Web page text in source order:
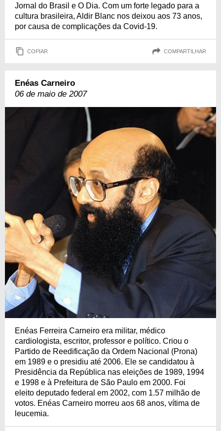
Jornal do Brasil e O Dia. Com um forte legado para a
cultura brasileira, Aldir Blanc nos deixou aos 73 anos,
por causa de complicações da Covid-19.
COPIAR COMPARTILHAR
Enéas Carneiro
06 de maio de 2007
Enéas Ferreira Carneiro era militar, médico
cardiologista, escritor, professor e político. Criou o
Partido de Reedificação da Ordem Nacional (Prona)
em 1989 e o presidiu até 2006. Ele se candidatou à
Presidência da República nas eleições de 1989, 1994
e 1998 e à Prefeitura de São Paulo em 2000. Foi
eleito deputado federal em 2002, com 1.57 milhão de
votos. Enéas Carneiro morreu aos 68 anos, vítima de
leucemia.